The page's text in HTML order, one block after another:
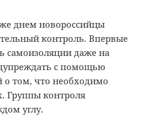
днем новороссийцы
контроль. Впервые
самоизоляции даже на
с помощью
о том, что необходимо
Группы контроля
углу.